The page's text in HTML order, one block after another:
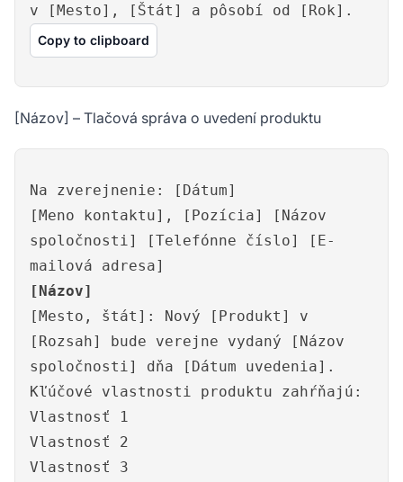
v [Mesto], [Štát] a pôsobí od [Rok].
Copy to clipboard
[Názov] – Tlačová správa o uvedení produktu
Na zverejnenie: [Dátum]
[Meno kontaktu], [Pozícia] [Názov
spoločnosti] [Telefónne číslo] [E-
mailová adresa]
[Názov]
[Mesto, štát]: Nový [Produkt] v
[Rozsah] bude verejne vydaný [Názov
spoločnosti] dňa [Dátum uvedenia].
Kľúčové vlastnosti produktu zahŕňajú:
Vlastnosť 1
Vlastnosť 2
Vlastnosť 3